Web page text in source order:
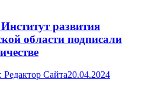
развития
области подписали
Редактор Сайта20.04.2024